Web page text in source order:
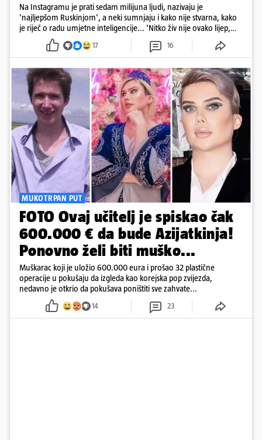
Na Instagramu je prati sedam milijuna ljudi, nazivaju je
'najljepšom Ruskinjom', a neki sumnjaju i kako nije stvarna, kako
je riječ o radu umjetne inteligencije... 'Nitko živ nije ovako lijep,
sigurno je AI', stoji u jednom komentaru pod njezinim
objavama...
17 16
MUKOTRPAN PUT
FOTO Ovaj učitelj je spiskao čak
600.000 € da bude Azijatkinja!
Ponovno želi biti muško...
Muškarac koji je uložio 600.000 eura i prošao 32 plastične
operacije u pokušaju da izgleda kao korejska pop zvijezda,
nedavno je otkrio da pokušava poništiti sve zahvate...
14 23